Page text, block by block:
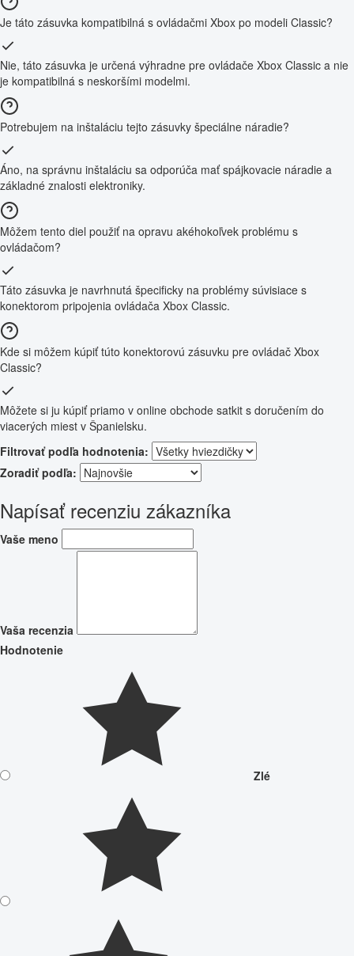
Je táto zásuvka kompatibilná s ovládačmi Xbox po modeli Classic?
Nie, táto zásuvka je určená výhradne pre ovládače Xbox Classic a nie
je kompatibilná s neskoršími modelmi.
Potrebujem na inštaláciu tejto zásuvky špeciálne náradie?
Áno, na správnu inštaláciu sa odporúča mať spájkovacie náradie a
základné znalosti elektroniky.
Môžem tento diel použiť na opravu akéhokoľvek problému s
ovládačom?
Táto zásuvka je navrhnutá špecificky na problémy súvisiace s
konektorom pripojenia ovládača Xbox Classic.
Kde si môžem kúpiť túto konektorovú zásuvku pre ovládač Xbox
Classic?
Môžete si ju kúpiť priamo v online obchode satkit s doručením do
viacerých miest v Španielsku.
Filtrovať podľa hodnotenia:
Zoradiť podľa:
Napísať recenziu zákazníka
Vaše meno
Vaša recenzia
Hodnotenie
Zlé